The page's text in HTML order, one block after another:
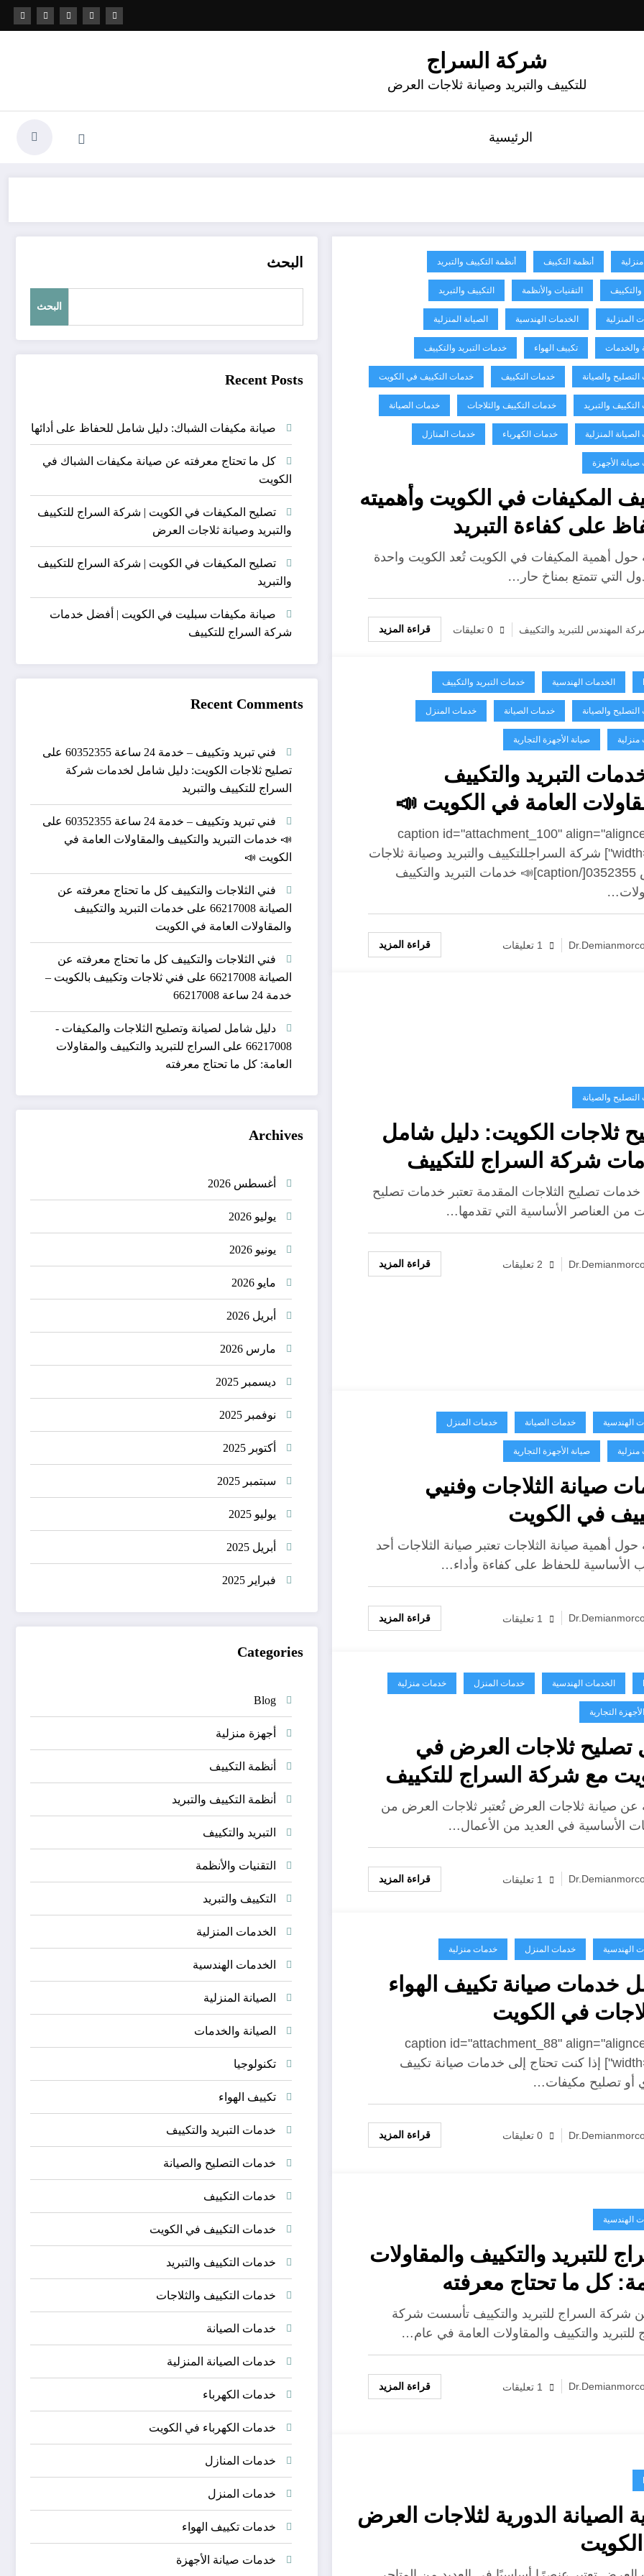
شركة السراج
للتكييف والتبريد وصيانة ثلاجات العرض
الرئيسية
أنظمة التكييف أنظمة التكييف والتبريد
والتكييف التقنيات والأنظمة التكييف والتبريد
المنزلية الخدمات الهندسية الصيانة المنزلية
والخدمات تكييف الهواء خدمات التبريد والتكييف
والصيانة خدمات التكييف خدمات التكييف في الكويت
والتبريد خدمات التكييف والثلاجات خدمات الصيانة
المنزلية خدمات الكهرباء خدمات المنازل
الأجهزة
المكيفات في الكويت وأهميته
على كفاءة التبريد
حول أهمية المكيفات في الكويت تُعد الكويت واحدة
التي تتمتع بمناخ حار…
المهندس للتبريد والتكييف 0 تعليقات قراءة المزيد
الخدمات الهندسية خدمات التبريد والتكييف
والصيانة خدمات الصيانة خدمات المنزل
صيانة الأجهزة التجارية
التبريد والتكييف
العامة في الكويت 📣
[caption id="attachment_100"
width="300"] شركة السراجللتكييف والتبريد وصيانة ثلاجات
العرض 0352355[/caption]📣 خدمات التبريد والتكييف
1 تعليقات قراءة المزيد
والصيانة
ثلاجات الكويت: دليل شامل
شركة السراج للتكييف
تصليح الثلاجات المقدمة تعتبر خدمات تصليح
من العناصر الأساسية التي تقدمها…
2 تعليقات قراءة المزيد
الهندسية خدمات الصيانة خدمات المنزل
صيانة الأجهزة التجارية
صيانة الثلاجات وفنيي
في الكويت
أهمية صيانة الثلاجات تعتبر صيانة الثلاجات أحد
الأساسية للحفاظ على كفاءة وأداء…
1 تعليقات قراءة المزيد
الخدمات الهندسية خدمات المنزل خدمات منزلية
التجارية
تصليح ثلاجات العرض في
مع شركة السراج للتكييف
عن صيانة ثلاجات العرض تُعتبر ثلاجات العرض من
الأساسية في العديد من الأعمال…
1 تعليقات قراءة المزيد
الهندسية خدمات المنزل خدمات منزلية
خدمات صيانة تكييف الهواء
في الكويت
[caption id="attachment_88"
width="300"] إذا كنت تحتاج إلى خدمات صيانة تكييف
أو تصليح مكيفات…
0 تعليقات قراءة المزيد
الهندسية
للتبريد والتكييف والمقاولات
كل ما تحتاج معرفته
شركة السراج للتبريد والتكييف تأسست شركة
للتبريد والتكييف والمقاولات العامة في عام…
1 تعليقات قراءة المزيد
الصيانة الدورية لثلاجات العرض
البحث
البحث
Recent Posts
صيانة مكيفات الشباك: دليل شامل للحفاظ على أدائها
كل ما تحتاج معرفته عن صيانة مكيفات الشباك في
الكويت
تصليح المكيفات في الكويت | شركة السراج للتكييف
والتبريد وصيانة ثلاجات العرض
تصليح المكيفات في الكويت | شركة السراج للتكييف
والتبريد
صيانة مكيفات سبليت في الكويت | أفضل خدمات
شركة السراج للتكييف
Recent Comments
فني تبريد وتكييف – خدمة 24 ساعة 60352355
على
تصليح ثلاجات الكويت: دليل شامل لخدمات شركة
السراج للتكييف والتبريد
فني تبريد وتكييف – خدمة 24 ساعة 60352355
على
📣 خدمات التبريد والتكييف والمقاولات العامة في
الكويت 📣
فني الثلاجات والتكييف كل ما تحتاج معرفته عن
الصيانة 66217008
على خدمات التبريد والتكييف
والمقاولات العامة في الكويت
فني الثلاجات والتكييف كل ما تحتاج معرفته عن
الصيانة 66217008
على فني ثلاجات وتكييف بالكويت –
خدمة 24 ساعة 66217008
دليل شامل لصيانة وتصليح الثلاجات والمكيفات -
66217008 على السراج للتبريد والتكييف والمقاولات
العامة: كل ما تحتاج معرفته
Archives
أغسطس 2026
يوليو 2026
يونيو 2026
مايو 2026
أبريل 2026
مارس 2026
ديسمبر 2025
نوفمبر 2025
أكتوبر 2025
سبتمبر 2025
يوليو 2025
أبريل 2025
فبراير 2025
Categories
Blog
أجهزة منزلية
أنظمة التكييف
أنظمة التكييف والتبريد
التبريد والتكييف
التقنيات والأنظمة
التكييف والتبريد
الخدمات المنزلية
الخدمات الهندسية
الصيانة المنزلية
الصيانة والخدمات
تكنولوجيا
تكييف الهواء
خدمات التبريد والتكييف
خدمات التصليح والصيانة
خدمات التكييف
خدمات التكييف في الكويت
خدمات التكييف والتبريد
خدمات التكييف والثلاجات
خدمات الصيانة
خدمات الصيانة المنزلية
خدمات الكهرباء
خدمات الكهرباء في الكويت
خدمات المنازل
خدمات المنزل
خدمات تكييف الهواء
خدمات صيانة الأجهزة